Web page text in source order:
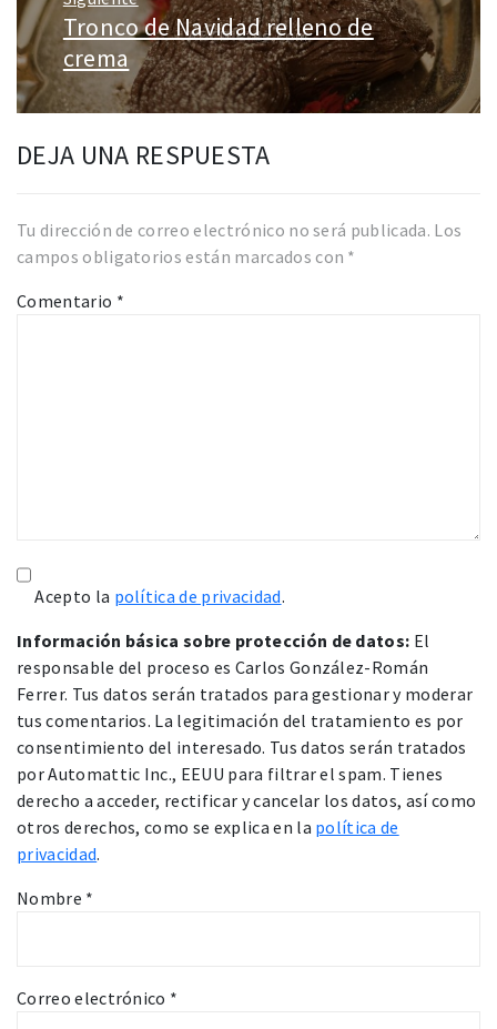
Entrada
siguiente:
Tronco de Navidad relleno de
crema
DEJA UNA RESPUESTA
Tu dirección de correo electrónico no será publicada. Los
campos obligatorios están marcados con *
Comentario *
Acepto la política de privacidad.
Información básica sobre protección de datos: El
responsable del proceso es Carlos González-Román
Ferrer. Tus datos serán tratados para gestionar y moderar
tus comentarios. La legitimación del tratamiento es por
consentimiento del interesado. Tus datos serán tratados
por Automattic Inc., EEUU para filtrar el spam. Tienes
derecho a acceder, rectificar y cancelar los datos, así como
otros derechos, como se explica en la política de
privacidad.
Nombre *
Correo electrónico *